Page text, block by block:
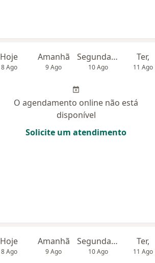
Hoje
8 Ago
Amanhã
9 Ago
Segunda-feira
10 Ago
Ter,
11 Ago
O agendamento online não está
disponível
Solicite um atendimento
Hoje
8 Ago
Amanhã
9 Ago
Segunda-feira
10 Ago
Ter,
11 Ago